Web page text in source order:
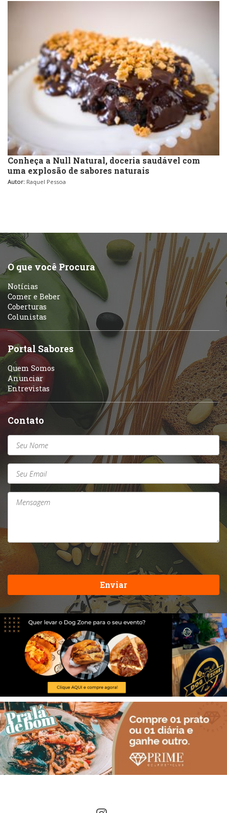
Conheça a Null Natural, doceria saudável com
uma explosão de sabores naturais
Autor: Raquel Pessoa
O que você Procura
Notícias
Comer e Beber
Coberturas
Colunistas
Portal Sabores
Quem Somos
Anunciar
Entrevistas
Contato
Enviar